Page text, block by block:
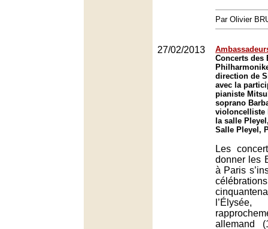
Par Olivier
27/02/2013
Concerts des
direction de
avec la
pianiste
soprano
violoncelliste
la salle
Salle Pleyel,
Les
donner les
à Paris
allemand